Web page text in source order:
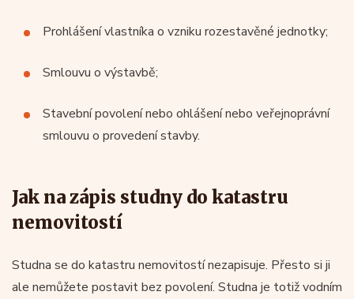
Prohlášení vlastníka o vzniku rozestavěné jednotky;
Smlouvu o výstavbě;
Stavební povolení nebo ohlášení nebo veřejnoprávní
smlouvu o provedení stavby.
Jak na zápis studny do katastru
nemovitostí
Studna se do katastru nemovitostí nezapisuje. Přesto si ji
ale nemůžete postavit bez povolení. Studna je totiž vodním